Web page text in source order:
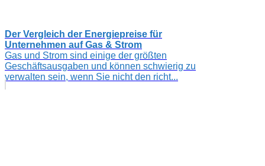
Der Vergleich der Energiepreise für
Unternehmen auf Gas & Strom
Gas und Strom sind einige der größten
Geschäftsausgaben und können schwierig zu
verwalten sein, wenn Sie nicht den richt...